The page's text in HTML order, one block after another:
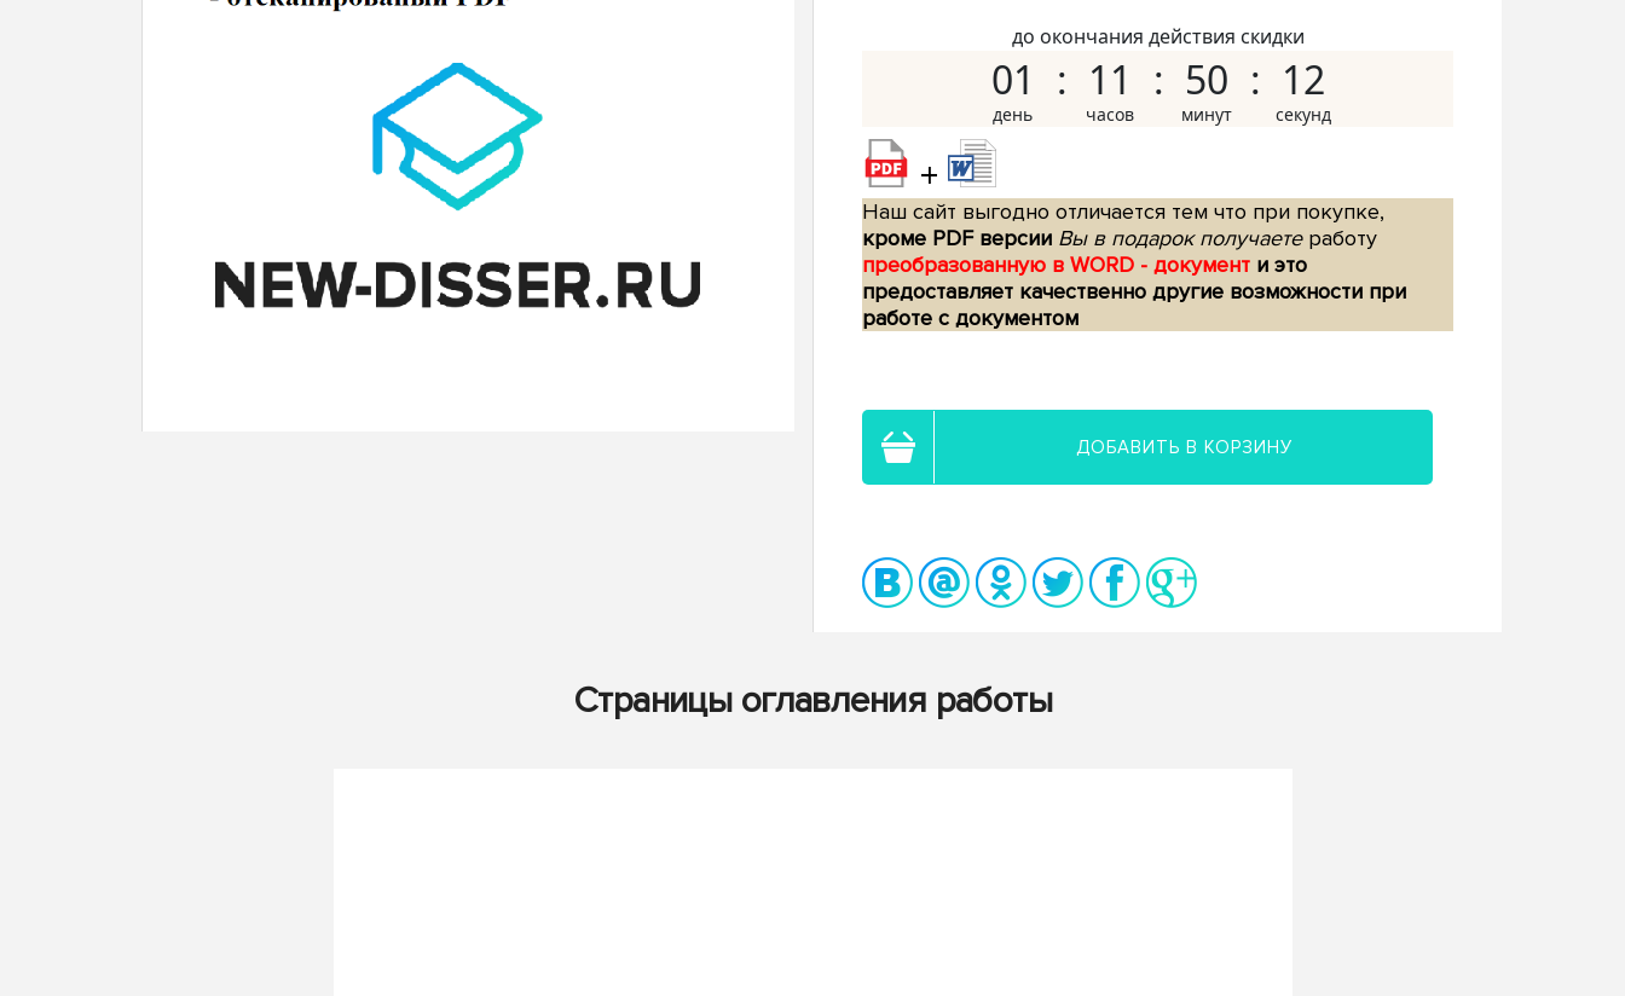
до окончания действия скидки
01 11 50 11
+
Наш сайт выгодно отличается тем что при покупке,
кроме PDF версии Вы в подарок получаетеработу
преобразованную в WORD - документ и это
предоставляет качественно другие возможности при
работе с документом
ДОБАВИТЬ В КОРЗИНУ
Страницы оглавления работы